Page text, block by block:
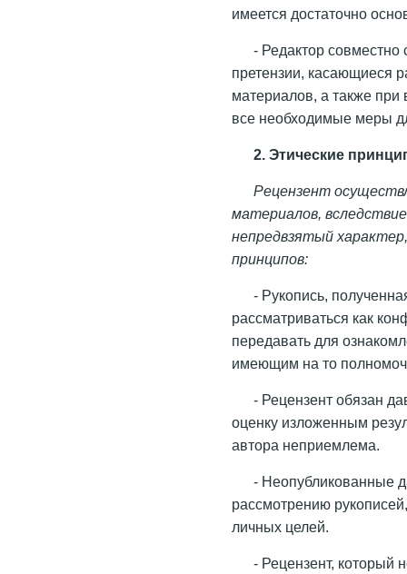
имеется достаточно
- Редактор совместно
претензии, касающиеся
материалов, а также
все необходимые меры
2. Этические
Рецензент
материалов,
непредвзятый
принципов:
- Рукопись,
рассматриваться как
передавать для
имеющим на то
- Рецензент обязан
оценку изложенным
автора неприемлема.
- Неопубликованные
рассмотрению
личных целей.
- Рецензент, который